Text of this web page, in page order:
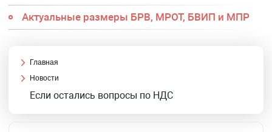
Актуальные размеры БРВ, МРОТ, БВИП и МПР
Главная
Новости
Если остались вопросы по НДС